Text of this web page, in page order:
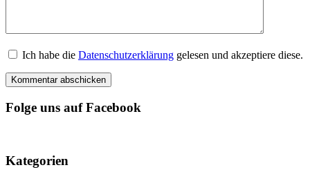
Ich habe die Datenschutzerklärung gelesen und akzeptiere diese.
Folge uns auf Facebook
Kategorien